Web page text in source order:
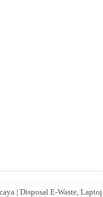
| Disposal E-Waste,